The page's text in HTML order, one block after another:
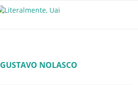
GUSTAVO NOLASCO